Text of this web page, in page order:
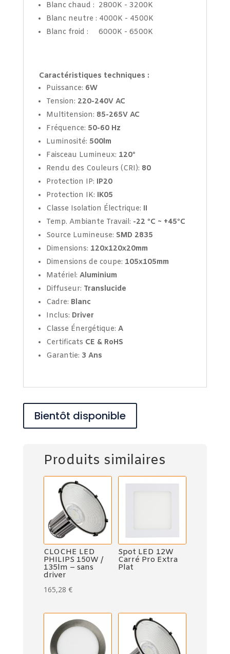
Blanc chaud : 2800K - 3200K
Blanc neutre : 4000K - 4500K
Blanc froid : 6000K - 6500K
Caractéristiques techniques :
Puissance: 6W
Tension: 220-240V AC
Multitension: 85-265V AC
Fréquence: 50-60 Hz
Luminosité: 500lm
Faisceau Lumineux: 120º
Rendu des Couleurs (CRI): 80
Protection IP: IP20
Protection IK: IK05
Classe Isolation Électrique: II
Temp. Ambiante Travail: -22 ºC ~ +45ºC
Source Lumineuse: SMD 2835
Dimensions: 120x120x20mm
Dimensions de coupe: 105x105mm
Matériel: Aluminium
Diffuseur: Translucide
Cadre: Blanc
Inclus: Driver
Classe Énergétique: A
Certificats CE & RoHS
Garantie: 3 Ans
Bientôt disponible
Produits similaires
CLOCHE LED
PHILIPS 150W /
135lm – sans
driver
165,28 €
Spot LED 12W
Carré Pro Extra
Plat